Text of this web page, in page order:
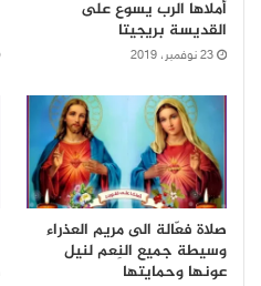
أملاها الرب يسوع على
القديسة بريجيتا
23 نوفمبر، 2019
صلاة فعّالة الى مريم العذراء
وسيطة جميع النِعم لنيل
عونها وحمايتها